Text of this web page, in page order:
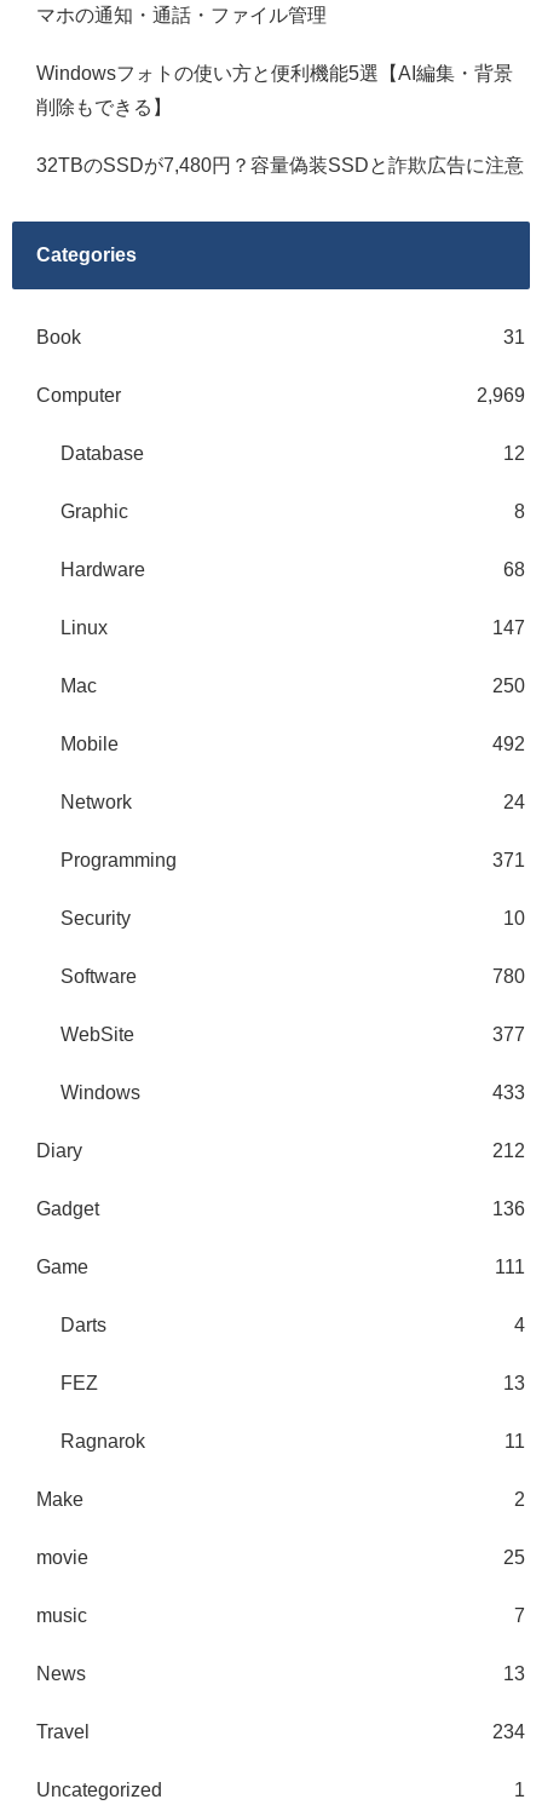
マホの通知・通話・ファイル管理
Windowsフォトの使い方と便利機能5選【AI編集・背景
削除もできる】
32TBのSSDが7,480円？容量偽装SSDと詐欺広告に注意
Categories
Book 31
Computer 2,969
Database 12
Graphic 8
Hardware 68
Linux 147
Mac 250
Mobile 492
Network 24
Programming 371
Security 10
Software 780
WebSite 377
Windows 433
Diary 212
Gadget 136
Game 111
Darts 4
FEZ 13
Ragnarok 11
Make 2
movie 25
music 7
News 13
Travel 234
Uncategorized 1